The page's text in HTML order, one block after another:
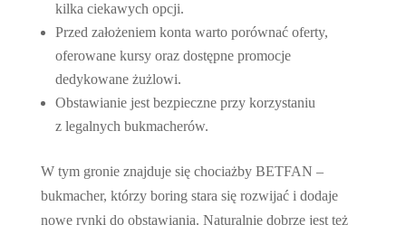
kilka ciekawych opcji.
Przed założeniem konta warto porównać oferty,
oferowane kursy oraz dostępne promocje
dedykowane żużlowi.
Obstawianie jest bezpieczne przy korzystaniu
z legalnych bukmacherów.
W tym gronie znajduje się chociażby BETFAN –
bukmacher, którzy boring stara się rozwijać i dodaje
nowe rynki do obstawiania. Naturalnie dobrze jest też